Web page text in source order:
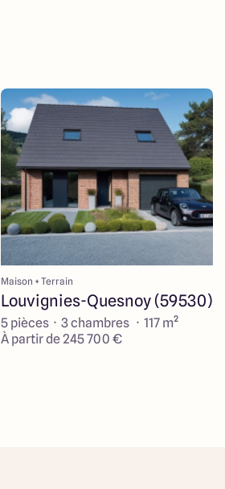
Maison + Terrain
Louvignies-Quesnoy (59530)
5 pièces · 3 chambres · 117 m²
À partir de 245 700 €